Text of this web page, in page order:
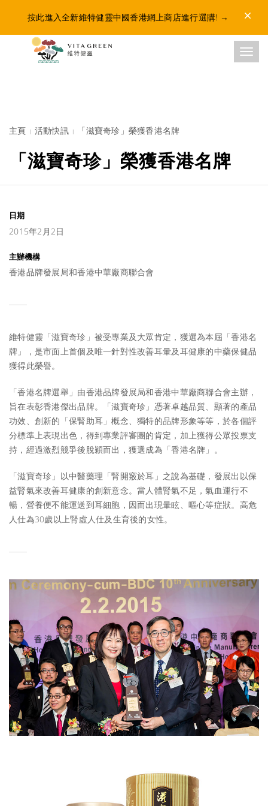
按此進入全新維特健靈中國香港網上商店進行選購! →
主頁 活動快訊 「滋寶奇珍」榮獲香港名牌
「滋寶奇珍」榮獲香港名牌
日期
2015年2月2日
主辦機構
香港品牌發展局和香港中華廠商聯合會
維特健靈「滋寶奇珍」被受專業及大眾肯定，獲選為本屆「香港名
牌」，是市面上首個及唯一針對性改善耳暈及耳健康的中藥保健品
獲得此榮譽。
「香港名牌選舉」由香港品牌發展局和香港中華廠商聯合會主辦，
旨在表彰香港傑出品牌。「滋寶奇珍」憑著卓越品質、顯著的產品
功效、創新的「保腎助耳」概念、獨特的品牌形象等等，於各個評
分標準上表現出色，得到專業評審團的肯定，加上獲得公眾投票支
持，經過激烈競爭後脫穎而出，獲選成為「香港名牌」。
「滋寶奇珍」以中醫藥理「腎開竅於耳」之說為基礎，發展出以保
益腎氣來改善耳健康的創新意念。當人體腎氣不足，氣血運行不
暢，營養便不能運送到耳細胞，因而出現暈眩、嘔心等症狀。高危
人仕為30歲以上腎虛人仕及生育後的女性。